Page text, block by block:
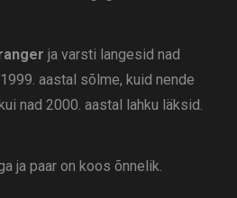
ja varsti langesid nad
aastal sõlme, kuid nende
nad 2000. aastal lahku läksid.
ja paar on koos õnnelik.